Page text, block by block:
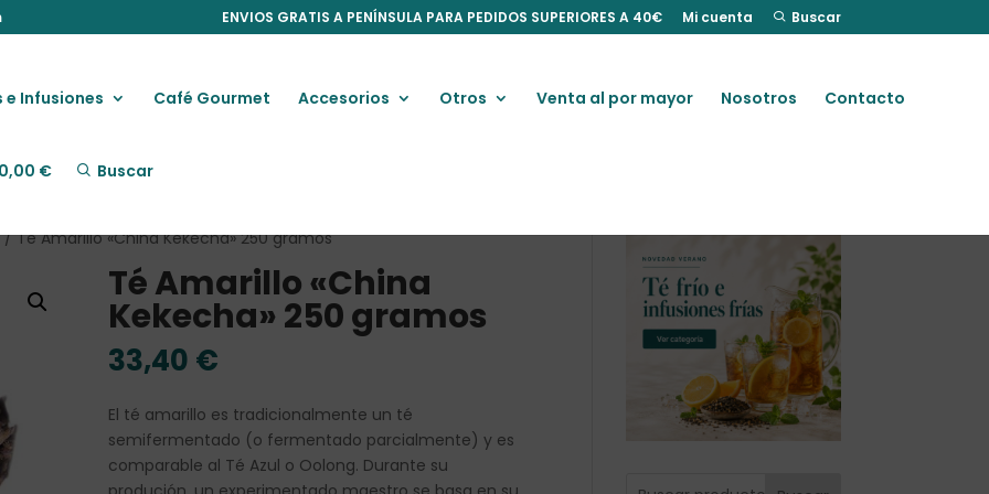
ENVIOS GRATIS A PENÍNSULA PARA PEDIDOS SUPERIORES A 40€ Mi cuenta Buscar
e Infusiones Café Gourmet Accesorios Otros Venta al por mayor Nosotros Contacto
0,00 € Buscar
/ Té Amarillo «China Kekecha» 250 gramos
Té Amarillo «China
Kekecha» 250 gramos
33,40 €
El té amarillo es tradicionalmente un té
semifermentado (o fermentado parcialmente) y es
comparable al Té Azul o Oolong. Durante su